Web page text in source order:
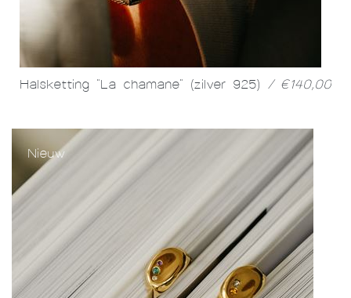
Halsketting "La chamane" (zilver 925) / €140,00
Nieuw